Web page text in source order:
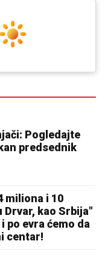
Pogledajte
predsednik
miliona i 10
Drvar, kao Srbija"
po evra ćemo da
centar!